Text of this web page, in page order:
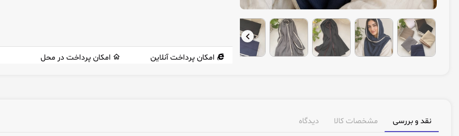
امکان پرداخت آنلاین امکان پرداخت در محل
نقد و بررسی مشخصات کالا دیدگاه